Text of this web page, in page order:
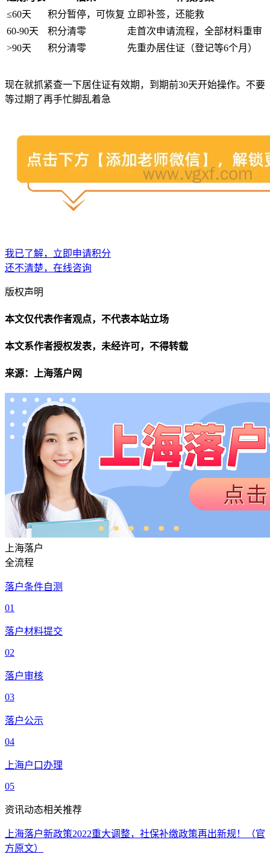
≤60天
积分暂停，可恢复 立即补签，还能救
60-90天
积分清零
走首次申请流程，全部材料重审
>90天
积分清零 先重办居住证（登记等6个月）
现在就抓紧查一下居住证有效期，到期前30天开始操作。不要
等过期了再手忙脚乱着急
我已了解，立即申请积分
还不清楚，在线咨询
版权声明
本文仅代表作者观点，不代表本站立场
本文系作者授权发表，未经许可，不得转载
来源：上海落户网
上海落户
全流程
落户条件自测
01
落户材料提交
02
落户审核
03
落户公示
04
上海户口办理
05
资讯动态相关推荐
上海落户新政策2022重大调整，社保补缴政策再出新规！（官
方原文）